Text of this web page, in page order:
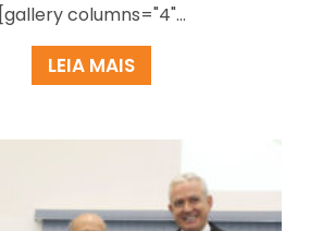
[gallery columns="4"...
LEIA MAIS